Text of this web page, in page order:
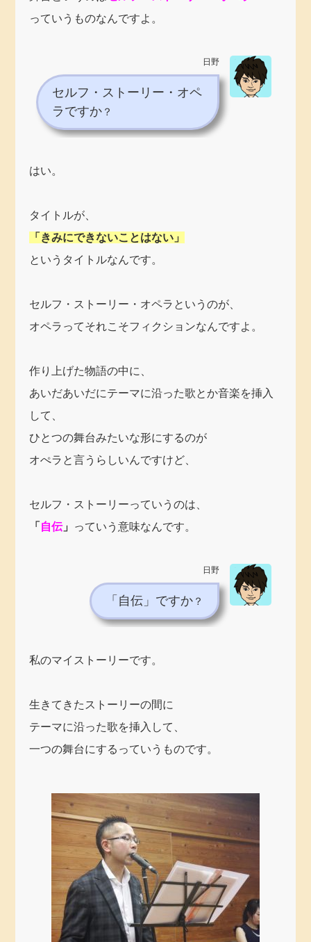
っていうものなんですよ。
日野
セルフ・ストーリー・オペ
ラですか ？
はい。
タイトルが、
「きみにできないことはない」
というタイトルなんです。
セルフ・ストーリー・オペラというのが、
オペラってそれこそフィクションなんですよ。
作り上げた物語の中に、
あいだあいだにテーマに沿った歌とか音楽を挿入
して、
ひとつの舞台みたいな形にするのが
オぺラと言うらしいんですけど、
セルフ・ストーリーっていうのは、
「 自伝」 っていう意味なんです。
日野
「自伝」ですか？
私のマイストーリーです。
生きてきたストーリーの間に
テーマに沿った歌を挿入して、
一つの舞台にするっていうものです。